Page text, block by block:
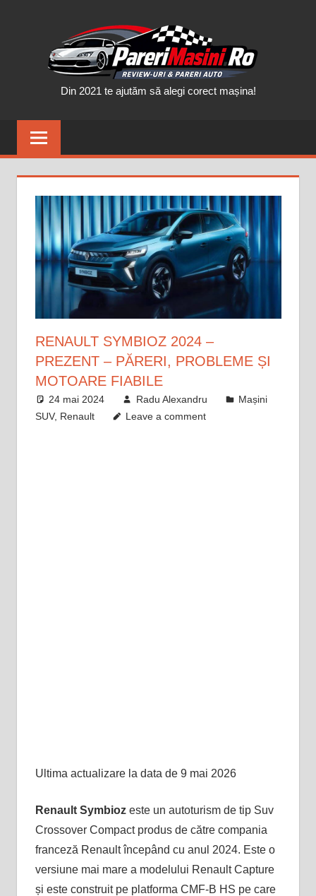
Din 2021 te ajutăm să alegi corect mașina!
RENAULT SYMBIOZ 2024 –
PREZENT – PĂRERI, PROBLEME ȘI
MOTOARE FIABILE
24 mai 2024 Radu Alexandru
Mașini
SUV, Renault Leave a comment
Ultima actualizare la data de 9 mai 2026
Renault Symbiozeste un autoturism de tip Suv
Crossover Compact produs de către compania
franceză Renault începând cu anul 2024. Este o
versiune mai mare a modelului Renault Capture
și este construit pe platforma CMF-B HS pe care